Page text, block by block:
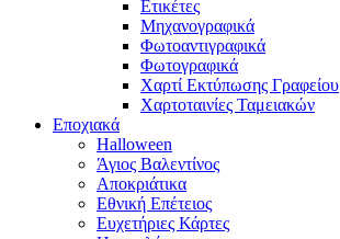
Ετικέτες
Μηχανογραφικά
Φωτοαντιγραφικά
Φωτογραφικά
Χαρτί Εκτύπωσης Γραφείου
Χαρτοταινίες Ταμειακών
Εποχιακά
Halloween
Άγιος Βαλεντίνος
Αποκριάτικα
Εθνική Επέτειος
Ευχετήριες Κάρτες